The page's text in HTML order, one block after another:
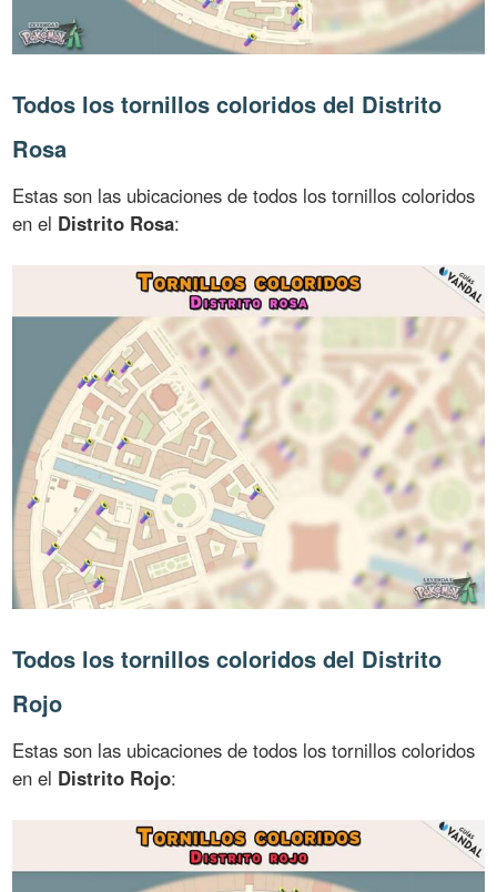
Todos los tornillos coloridos del Distrito
Rosa
Estas son las ubicaciones de todos los tornillos coloridos
en el Distrito Rosa:
Todos los tornillos coloridos del Distrito
Rojo
Estas son las ubicaciones de todos los tornillos coloridos
en el Distrito Rojo: